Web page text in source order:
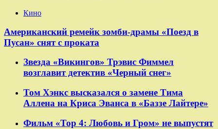
Кино
Американский ремейк зомби-драмы «Поезд в
Пусан» снят с проката
Звезда «Викингов» Трэвис Фиммел
возглавит детектив «Черный снег»
Том Хэнкс высказался о замене Тима
Аллена на Криса Эванса в «Баззе Лайтере»
Фильм «Тор 4: Любовь и Гром» не выпустят